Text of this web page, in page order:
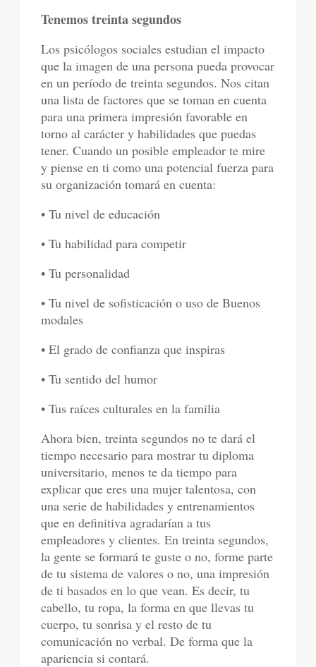
Tenemos treinta segundos
Los psicólogos sociales estudian el impacto
que la imagen de una persona pueda provocar
en un período de treinta segundos. Nos citan
una lista de factores que se toman en cuenta
para una primera impresión favorable en
torno al carácter y habilidades que puedas
tener. Cuando un posible empleador te mire
y piense en ti como una potencial fuerza para
su organización tomará en cuenta:
• Tu nivel de educación
• Tu habilidad para competir
• Tu personalidad
• Tu nivel de sofisticación o uso de Buenos
modales
• El grado de confianza que inspiras
• Tu sentido del humor
• Tus raíces culturales en la familia
Ahora bien, treinta segundos no te dará el
tiempo necesario para mostrar tu diploma
universitario, menos te da tiempo para
explicar que eres una mujer talentosa, con
una serie de habilidades y entrenamientos
que en definitiva agradarían a tus
empleadores y clientes. En treinta segundos,
la gente se formará te guste o no, forme parte
de tu sistema de valores o no, una impresión
de ti basados en lo que vean. Es decir, tu
cabello, tu ropa, la forma en que llevas tu
cuerpo, tu sonrisa y el resto de tu
comunicación no verbal. De forma que la
apariencia si contará.